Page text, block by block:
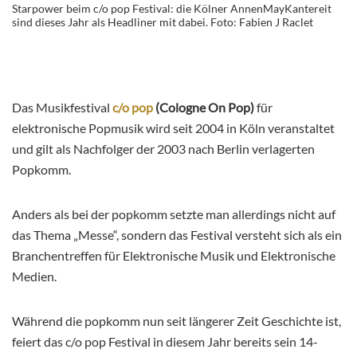
Starpower beim c/o pop Festival: die Kölner AnnenMayKantereit
sind dieses Jahr als Headliner mit dabei. Foto: Fabien J Raclet
Das Musikfestival c/o pop (Cologne On Pop)für
elektronische Popmusik wird seit 2004 in Köln veranstaltet
und gilt als Nachfolger der 2003 nach Berlin verlagerten
Popkomm.
Anders als bei der popkomm setzte man allerdings nicht auf
das Thema „Messe“, sondern das Festival versteht sich als ein
Branchentreffen für Elektronische Musik und Elektronische
Medien.
Während die popkomm nun seit längerer Zeit Geschichte ist,
feiert das c/o pop Festival in diesem Jahr bereits sein 14-